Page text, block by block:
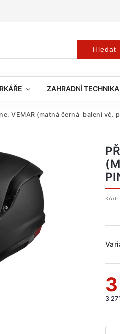
Hledat
ZAHRADNÍ TECHNIKA
VEMAR (matná černá, balení vč.
Kód:
3